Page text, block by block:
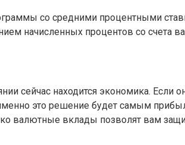
со средними процентными
начисленных процентов со счета
сейчас находится экономика. Если
это решение будет самым
валютные вклады позволят вам